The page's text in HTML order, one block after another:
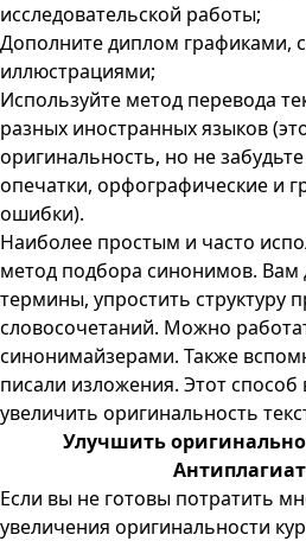
исследовательской работы;
Дополните диплом графиками,
иллюстрациями;
Используйте метод перевода
разных иностранных языков
оригинальность, но не
опечатки, орфографические и
ошибки).
Наиболее простым и часто
метод подбора синонимов. Вам
термины, упростить структуру
словосочетаний. Можно
синонимайзерами. Также
писали изложения. Этот способ
увеличить оригинальность
Улучшить
Если вы не готовы потратить
увеличения оригинальности